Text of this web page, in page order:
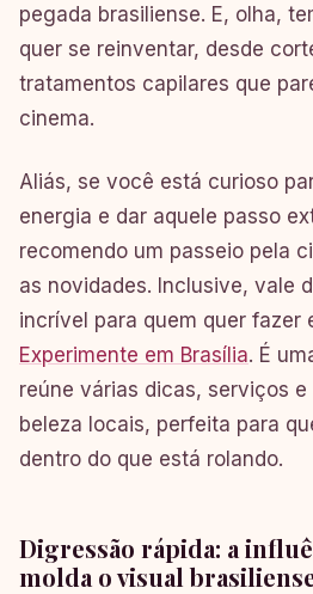
pegada brasiliense. E, olha,
quer se reinventar, desde
tratamentos capilares que
cinema.
Aliás, se você está curioso
energia e dar aquele passo
recomendo um passeio pela
as novidades. Inclusive, vale
incrível para quem quer fazer
Experimente em Brasília. É
reúne várias dicas, serviços
beleza locais, perfeita para
dentro do que está rolando.
Digressão rápida: a
molda o visual